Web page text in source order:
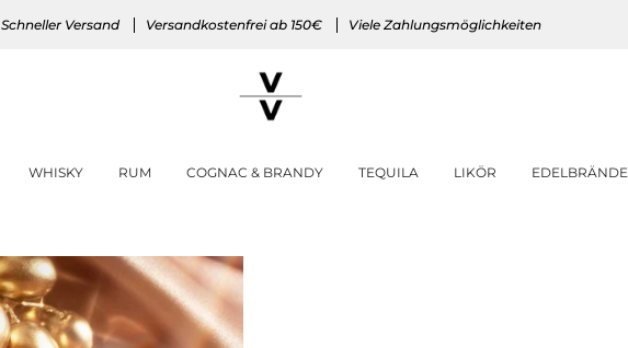
Schneller Versand Versandkostenfrei ab 150€ Viele Zahlungsmöglichkeiten
WHISKY RUM COGNAC & BRANDY TEQUILA LIKÖR EDELBRÄNDE